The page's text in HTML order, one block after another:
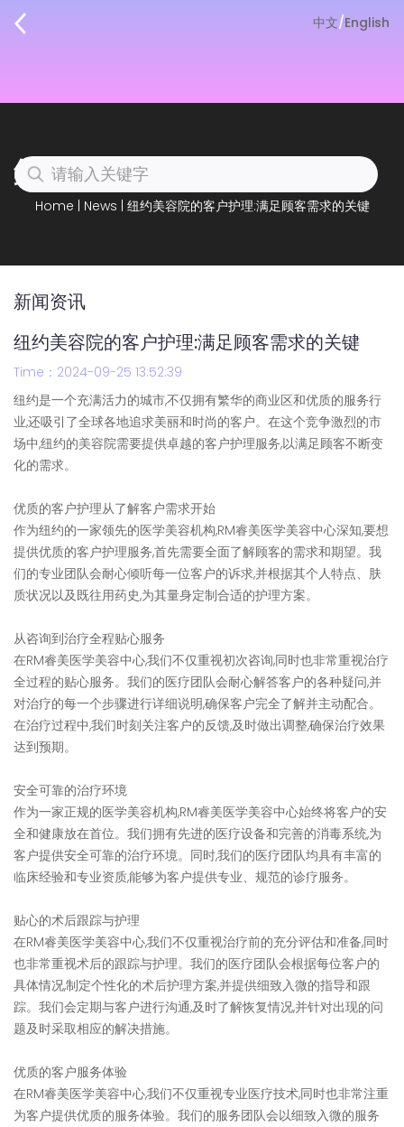
中文/English
纽约美容院的客户护理:满足顾客需求的关键
Home News 纽约美容院的客户护理:满足顾客需求的关键
新闻资讯
纽约美容院的客户护理:满足顾客需求的关键
Time：2024-09-25 13:52:39
纽约是一个充满活力的城市,不仅拥有繁华的商业区和优质的服务行
业,还吸引了全球各地追求美丽和时尚的客户。在这个竞争激烈的市
场中,纽约的美容院需要提供卓越的客户护理服务,以满足顾客不断变
化的需求。
优质的客户护理从了解客户需求开始
作为纽约的一家领先的医学美容机构,RM睿美医学美容中心深知,要想
提供优质的客户护理服务,首先需要全面了解顾客的需求和期望。我
们的专业团队会耐心倾听每一位客户的诉求,并根据其个人特点、肤
质状况以及既往用药史,为其量身定制合适的护理方案。
从咨询到治疗全程贴心服务
在RM睿美医学美容中心,我们不仅重视初次咨询,同时也非常重视治疗
全过程的贴心服务。我们的医疗团队会耐心解答客户的各种疑问,并
对治疗的每一个步骤进行详细说明,确保客户完全了解并主动配合。
在治疗过程中,我们时刻关注客户的反馈,及时做出调整,确保治疗效果
达到预期。
安全可靠的治疗环境
作为一家正规的医学美容机构,RM睿美医学美容中心始终将客户的安
全和健康放在首位。我们拥有先进的医疗设备和完善的消毒系统,为
客户提供安全可靠的治疗环境。同时,我们的医疗团队均具有丰富的
临床经验和专业资质,能够为客户提供专业、规范的诊疗服务。
贴心的术后跟踪与护理
在RM睿美医学美容中心,我们不仅重视治疗前的充分评估和准备,同时
也非常重视术后的跟踪与护理。我们的医疗团队会根据每位客户的
具体情况,制定个性化的术后护理方案,并提供细致入微的指导和跟
踪。我们会定期与客户进行沟通,及时了解恢复情况,并针对出现的问
题及时采取相应的解决措施。
优质的客户服务体验
在RM睿美医学美容中心,我们不仅重视专业医疗技术,同时也非常注重
为客户提供优质的服务体验。我们的服务团队会以细致入微的服务